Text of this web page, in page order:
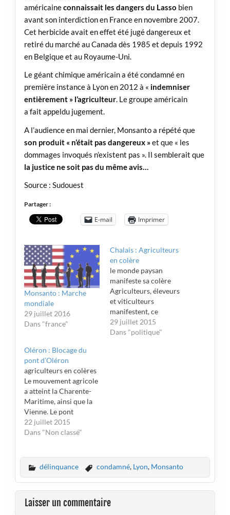
américaineconnaissait les dangers du Lasso bien
avant son interdiction en France en novembre 2007.
Cet herbicide avait en effet été jugé dangereux et
retiré du marché au Canada dès 1985 et depuis 1992
en Belgique et au Royaume-Uni.
Le géant chimique américain a été condamné en
première instance à Lyon en 2012 à « indemniser
entièrement » l’agriculteur. Le groupe américain
a fait appeldu jugement.
A l’audience en mai dernier, Monsanto a répété que
son produit « n’était pas dangereux »et que « les
dommages invoqués n’existent pas ». Il semblerait que
la justice ne soit pas du même avis…
Source : Sudouest
Partager :
E-mail Imprimer
Monsanto : Marche
mondiale
29 juillet 2016
Dans "france"
Chalais : Agriculteurs
en colère
le monde paysan
manifeste sa colère
Agriculteurs, éleveurs
et viticulteurs
manifestent, ce
mercredi matin sur les
parkings d'Intermarché
29 juillet 2015
Dans "politique"
Oléron : Blocage du
pont d’Oléron
agriculteurs en colères
Le mouvement agricole
a atteint la Charente-
Maritime, ainsi que la
Vienne. Le pont
d'Oléron sera perturbé
au moins jusqu'à jeudi
de mardi à mercredi :
vers 3 heures, on
apprenait qu'à
Chapus, l'accès à l'île
22 juillet 2015
Dans "Non classé"
délinquance condamné, Lyon, Monsanto
Laisser un commentaire